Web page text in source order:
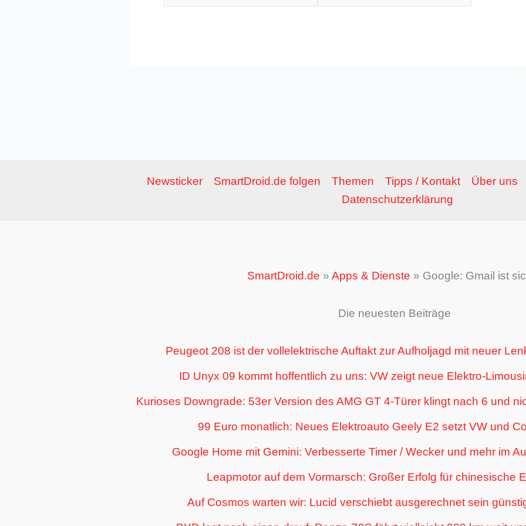
Newsticker SmartDroid.de folgen Themen Tipps / Kontakt Über uns
Datenschutzerklärung
SmartDroid.de » Apps & Dienste » Google: Gmail ist
Die neuesten Beiträge
Peugeot 208 ist der vollelektrische Auftakt zur Aufholjagd mit neuer
ID Unyx 09 kommt hoffentlich zu uns: VW zeigt neue Elektro-
Kurioses Downgrade: 53er Version des AMG GT 4-Türer klingt nach 6 und
99 Euro monatlich: Neues Elektroauto Geely E2 setzt VW und
Google Home mit Gemini: Verbesserte Timer / Wecker und mehr im
Leapmotor auf dem Vormarsch: Großer Erfolg für chinesische
Auf Cosmos warten wir: Lucid verschiebt ausgerechnet sein